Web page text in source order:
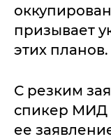
призывает
этих планов.
С резким
спикер МИД
ее